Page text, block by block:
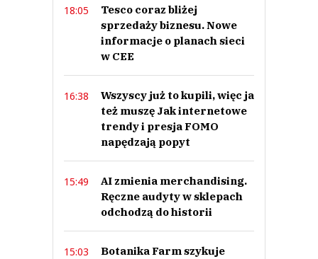
18:05
Tesco coraz bliżej
sprzedaży biznesu. Nowe
informacje o planach sieci
w CEE
16:38
Wszyscy już to kupili, więc ja
też muszę Jak internetowe
trendy i presja FOMO
napędzają popyt
15:49
AI zmienia merchandising.
Ręczne audyty w sklepach
odchodzą do historii
15:03
Botanika Farm szykuje